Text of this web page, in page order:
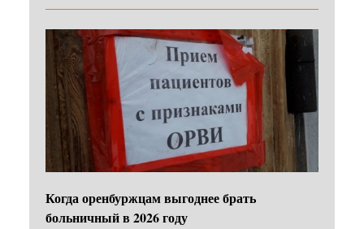
Когда оренбуржцам выгоднее брать
больничный в 2026 году